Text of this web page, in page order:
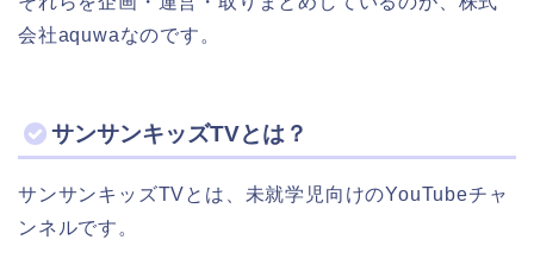
会社aquwaなのです。
サンサンキッズTVとは？
サンサンキッズTVとは、未就学児向けのYouTubeチャ
ンネルです。